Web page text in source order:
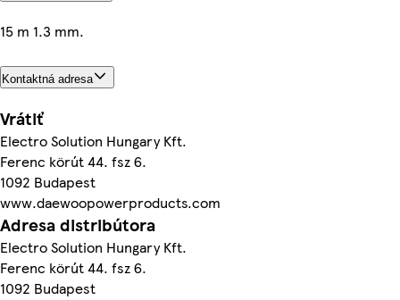
15 m 1.3 mm.
Kontaktná adresa
Vrátiť
Electro Solution Hungary Kft.
Ferenc körút 44. fsz 6.
1092 Budapest
www.daewoopowerproducts.com
Adresa distribútora
Electro Solution Hungary Kft.
Ferenc körút 44. fsz 6.
1092 Budapest